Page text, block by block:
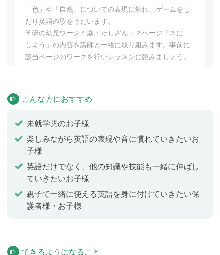
「色」や「自然」についての表現に触れ、ゲームをし
たり英語の歌をうたいます。
学研の幼児ワーク４歳／たしざん：２ページ「３に
しよう」の内容を講師と一緒に取り組みます。事前に
該当ページのワークを行いレッスンに臨みましょう。
「色」や「自然」についての表現に触れ、ゲームをし
たり英語の歌をうたいます。
学研の幼児ワーク４歳／たしざん：３ページ「４に
しよう」の内容を講師と一緒に取り組みます。事前に
該当ページのワークを行いレッスンに臨みましょう。
Lesson 4 Beautiful rainbow (4)
「色」や「自然」についての表現に触れ、ゲームをし
該当ページのワークを行いレッスンに臨みましょう。
こんな方におすすめ
未就学児のお子様
楽しみながら英語の表現や音に慣れていきたいお
子様
英語だけでなく、他の知識や技能も一緒に伸ばし
ていきたいお子様
親子で一緒に使える英語を身に付けていきたい保
護者様・お子様
できるようになること